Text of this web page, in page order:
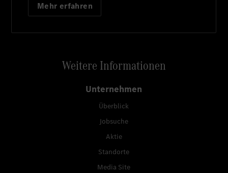
Mehr erfahren
Weitere Informationen
Unternehmen
Überblick
Jobsuche
Aktie
Standorte
Media Site